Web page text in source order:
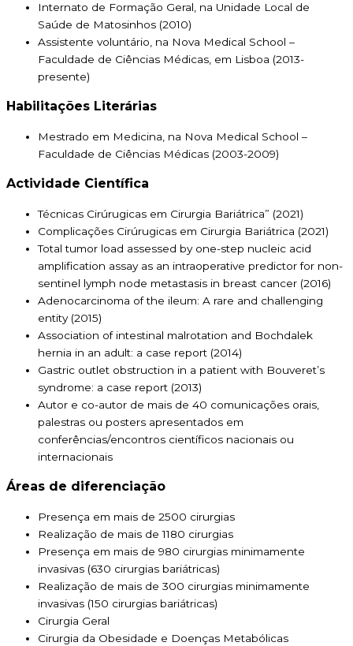
Internato de Formação Geral, na Unidade Local de
Saúde de Matosinhos (2010)
Assistente voluntário, na Nova Medical School –
Faculdade de Ciências Médicas, em Lisboa (2013-
presente)
Habilitações Literárias
Mestrado em Medicina, na Nova Medical School –
Faculdade de Ciências Médicas (2003-2009)
Actividade Científica
Técnicas Cirúrugicas em Cirurgia Bariátrica” (2021)
Complicações Cirúrugicas em Cirurgia Bariátrica (2021)
Total tumor load assessed by one-step nucleic acid
amplification assay as an intraoperative predictor for non-
sentinel lymph node metastasis in breast cancer (2016)
Adenocarcinoma of the ileum: A rare and challenging
entity (2015)
Association of intestinal malrotation and Bochdalek
hernia in an adult: a case report (2014)
Gastric outlet obstruction in a patient with Bouveret’s
syndrome: a case report (2013)
Autor e co-autor de mais de 40 comunicações orais,
palestras ou posters apresentados em
conferências/encontros científicos nacionais ou
internacionais
Áreas de diferenciação
Presença em mais de 2500 cirurgias
Realização de mais de 1180 cirurgias
Presença em mais de 980 cirurgias minimamente
invasivas (630 cirurgias bariátricas)
Realização de mais de 300 cirurgias minimamente
invasivas (150 cirurgias bariátricas)
Cirurgia Geral
Cirurgia da Obesidade e Doenças Metabólicas